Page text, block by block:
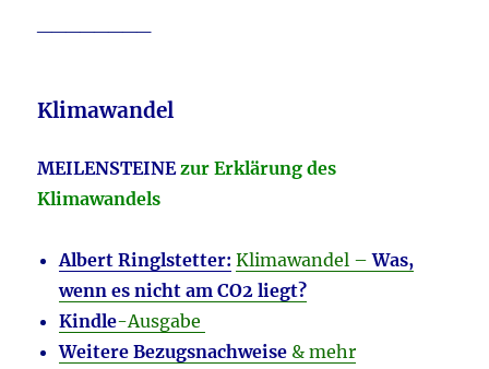
Klimawandel
MEILENSTEINE zur Erklärung des
Klimawandels
Albert Ringlstetter: Klimawandel –Was,
wenn es nicht am CO2 liegt?
Kindle-Ausgabe
Weitere Bezugsnachweise & mehr